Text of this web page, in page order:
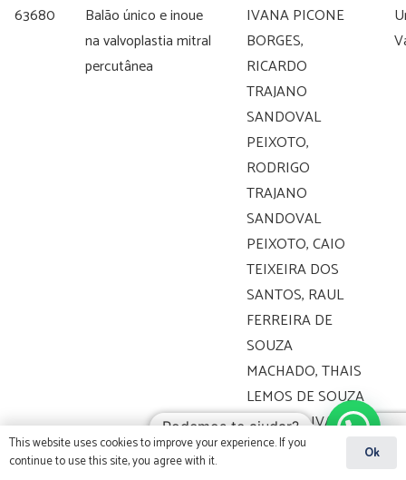
63680
Balão único e inoue
na valvoplastia mitral
percutânea
IVANA PICONE
BORGES,
RICARDO
TRAJANO
SANDOVAL
PEIXOTO,
RODRIGO
TRAJANO
SANDOVAL
PEIXOTO, CAIO
TEIXEIRA DOS
SANTOS, RAUL
FERREIRA DE
SOUZA
MACHADO, THAIS
LEMOS DE SOUZA
MACEDO, IVAN
LUCAS PICONE
Podemos te ajudar?
This website uses cookies to improve your experience. If you
continue to use this site, you agree with it.
Ok